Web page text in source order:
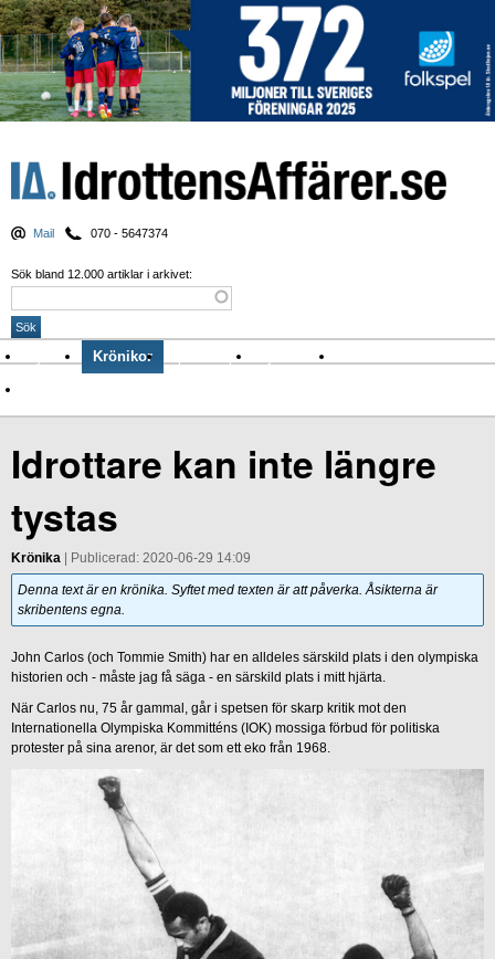
Mail 070 - 5647374
Sök bland 12.000 artiklar i arkivet:
Nyheter Krönikor Sport & spel Nyhetsbrev
Idrottare kan inte längre
tystas
Krönika | Publicerad: 2020-06-29 14:09
Denna text är en krönika. Syftet med texten är att påverka. Åsikterna är
skribentens egna.
John Carlos (och Tommie Smith) har en alldeles särskild plats i den olympiska
historien och - måste jag få säga - en särskild plats i mitt hjärta.
När Carlos nu, 75 år gammal, går i spetsen för skarp kritik mot den
Internationella Olympiska Kommitténs (IOK) mossiga förbud för politiska
protester på sina arenor, är det som ett eko från 1968.